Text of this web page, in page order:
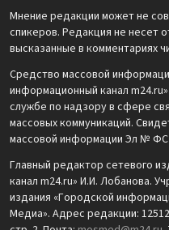
Мнение редакции может не
спикеров. Редакция не несет
высказанные в комментариях
Средство массовой
информационный канал
службе по надзору в сфере
массовых коммуникаций.
массовой информации Эл №
Главный редактор сетевого
канал m24.ru» И.И. Лобанова.
издания «Городской
Медиа». Адрес редакции: